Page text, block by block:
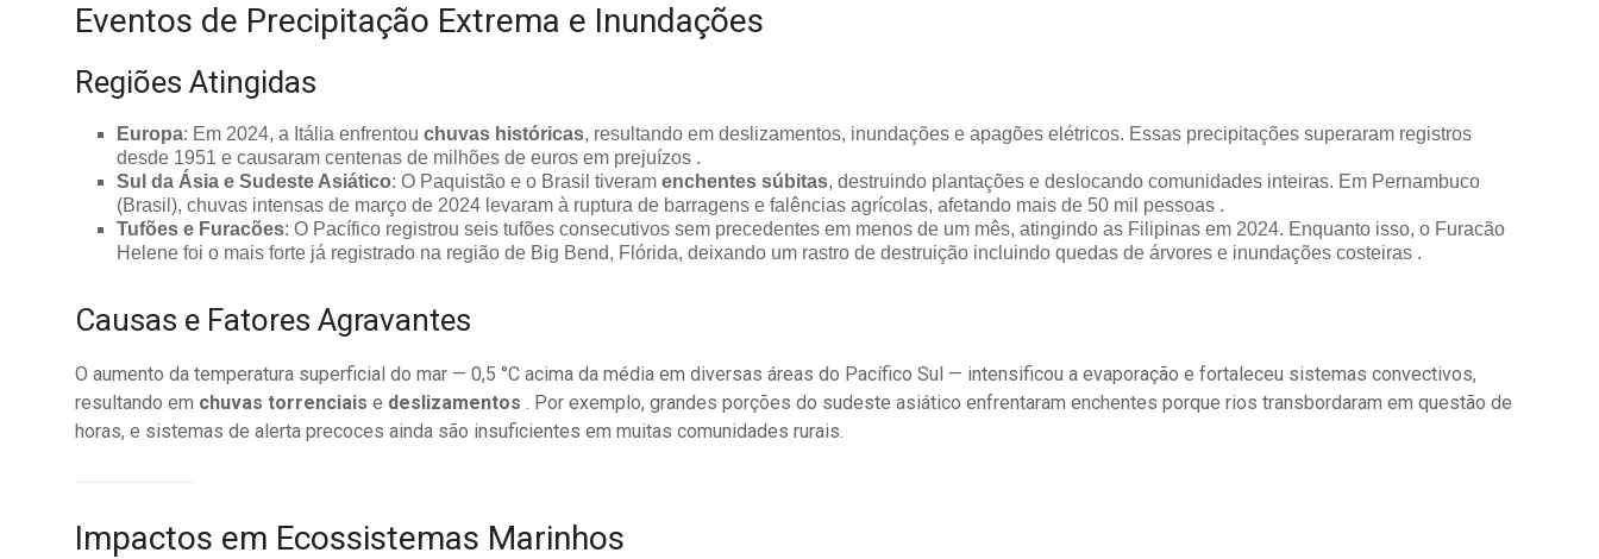
Eventos de Precipitação Extrema e Inundações
Regiões Atingidas
Europa: Em 2024, a Itália enfrentou chuvas históricas, resultando em deslizamentos, inundações e apagões elétricos. Essas precipitações superaram registros
desde 1951 e causaram centenas de milhões de euros em prejuízos .
Sul da Ásia e Sudeste Asiático: O Paquistão e o Brasil tiveram enchentes súbitas, destruindo plantações e deslocando comunidades inteiras. Em Pernambuco
(Brasil), chuvas intensas de março de 2024 levaram à ruptura de barragens e falências agrícolas, afetando mais de 50 mil pessoas .
Tufões e Furacões: O Pacífico registrou seis tufões consecutivos sem precedentes em menos de um mês, atingindo as Filipinas em 2024. Enquanto isso, o Furacão
Helene foi o mais forte já registrado na região de Big Bend, Flórida, deixando um rastro de destruição incluindo quedas de árvores e inundações costeiras .
Causas e Fatores Agravantes
O aumento da temperatura superficial do mar — 0,5 °C acima da média em diversas áreas do Pacífico Sul — intensificou a evaporação e fortaleceu sistemas convectivos,
resultando em chuvas torrenciais e deslizamentos . Por exemplo, grandes porções do sudeste asiático enfrentaram enchentes porque rios transbordaram em questão de
horas, e sistemas de alerta precoces ainda são insuficientes em muitas comunidades rurais.
Impactos em Ecossistemas Marinhos